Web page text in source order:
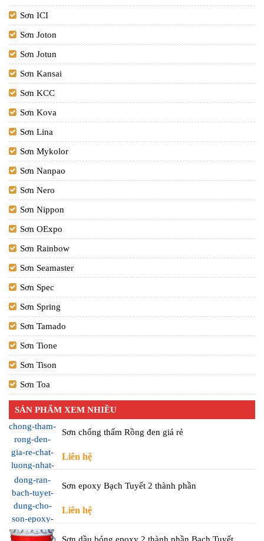
Sơn ICI
Sơn Joton
Sơn Jotun
Sơn Kansai
Sơn KCC
Sơn Kova
Sơn Lina
Sơn Mykolor
Sơn Nanpao
Sơn Nero
Sơn Nippon
Sơn OExpo
Sơn Rainbow
Sơn Seamaster
Sơn Spec
Sơn Spring
Sơn Tamado
Sơn Tione
Sơn Tison
Sơn Toa
SẢN PHẨM XEM NHIỀU
Sơn chống thấm Rồng đen giá rẻ
Liên hệ
Sơn epoxy Bạch Tuyết 2 thành phần
Liên hệ